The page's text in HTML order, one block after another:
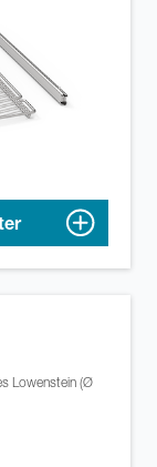
Lowenstein (Ø